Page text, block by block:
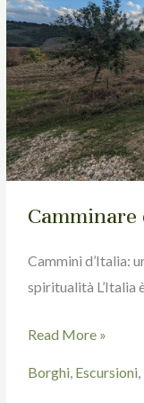
Camminare
Cammini d’Italia:
spiritualità L’Italia
terapia:
Read More »
Borghi, Escursioni,